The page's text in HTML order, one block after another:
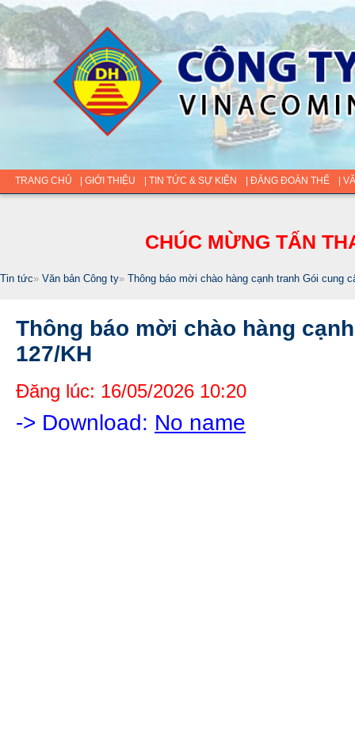
TRANG CHỦ | GIỚI THIỆU | TIN TỨC & SỰ KIỆN | ĐẢNG ĐOÀN THỂ |
CHÚC MỪNG TẤN
Tin tức» Văn bản Công ty» Thông báo mời chào hàng cạnh tranh Gói cung
Thông báo mời chào hàng
127/KH
Đăng lúc: 16/05/2026 10:20
-> Download: No name